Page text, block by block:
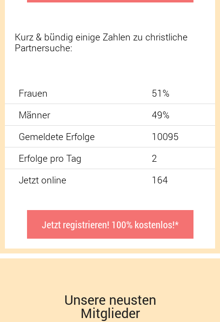
Kurz & bündig einige Zahlen zu christliche
Partnersuche:
Frauen
51%
Männer
49%
Gemeldete Erfolge
10095
Erfolge pro Tag
2
Jetzt online
164
Jetzt registrieren! 100% kostenlos!*
Unsere neusten
Mitglieder